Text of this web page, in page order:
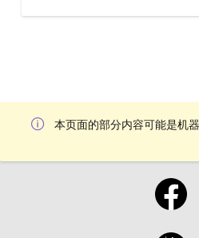
本页面的部分内容可能是机